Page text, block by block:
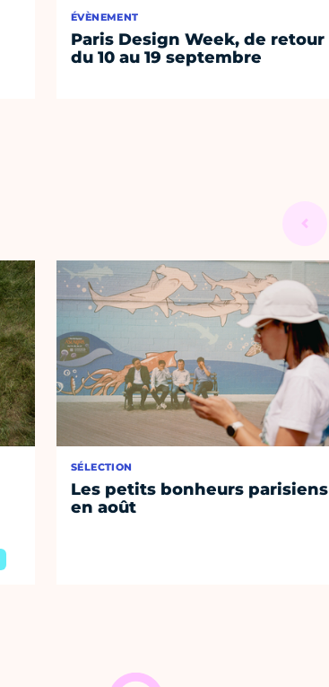
ÉVÈNEMENT
Paris Design Week, de retour
du 10 au 19 septembre
SÉLECTION
Les petits bonheurs parisiens
en août